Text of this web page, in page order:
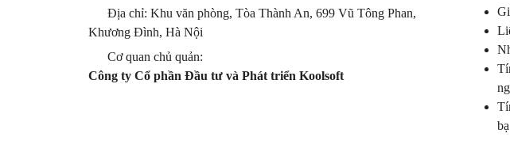
Địa chỉ: Khu văn phòng, Tòa Thành An, 699 Vũ Tông Phan,
Khương Đình, Hà Nội
Cơ quan chủ quản:
Công ty Cổ phần Đầu tư và Phát triển Koolsoft
bạ